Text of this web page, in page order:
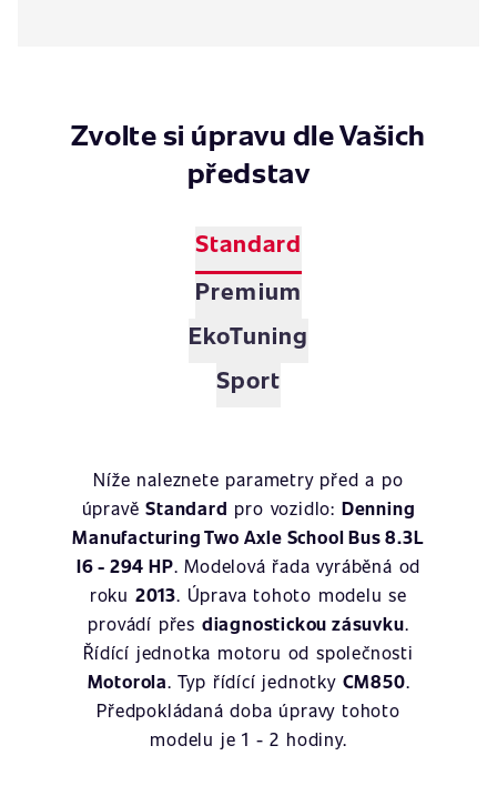
Zvolte si úpravu dle Vašich
představ
Standard
Premium
EkoTuning
Sport
Níže naleznete parametry před a po
úpravěStandard pro vozidlo: Denning
Manufacturing Two Axle School Bus 8.3L
I6 - 294 HP. Modelová řada vyráběná od
roku 2013. Úprava tohoto modelu se
provádí přes diagnostickou zásuvku.
Řídící jednotka motoru od společnosti
Motorola. Typ řídící jednotky CM850.
Předpokládaná doba úpravy tohoto
modelu je 1 - 2 hodiny.